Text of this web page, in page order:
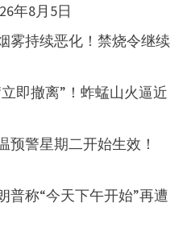
年8月5日
雾持续恶化！禁烧令继续
即撤离”！蚱蜢山火逼近
预警星期二开始生效！
普称“今天下午开始”再遭